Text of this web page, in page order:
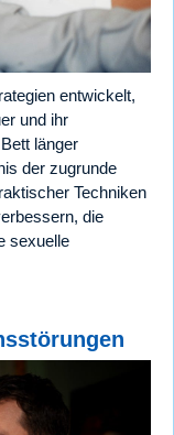
entwickelt,
und ihr
länger
der zugrunde
Techniken
die
sexuelle